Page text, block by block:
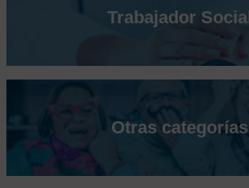
Trabajador Social
Otras categorías